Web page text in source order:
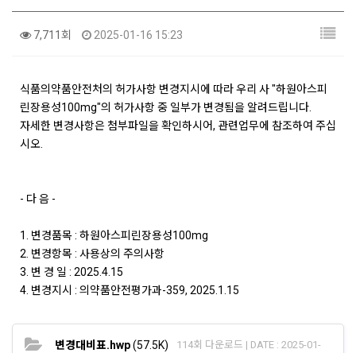
7,711회 2025-01-16 15:23
식품의약품안전처의 허가사항 변경지시에 따라 우리 사 "하원아스피
린장용성100mg"의 허가사항 중 일부가 변경됨을 알려드립니다.
자세한 변경사항은 첨부파일을 확인하시어, 관련업무에 참조하여 주십
시오.
- 다 음 -
1. 변경품목 : 하원아스피린장용성100mg
2. 변경항목 : 사용상의 주의사항
3. 변 경 일 : 2025.4.15
4. 변경지시 : 의약품안전평가과-359, 2025.1.15
변경대비표.hwp(57.5K)
114회 다운로드 | DATE : 2025-01-